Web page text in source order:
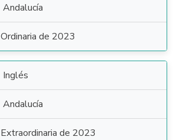
Andalucía
Ordinaria de 2023
Inglés
Andalucía
Extraordinaria de 2023